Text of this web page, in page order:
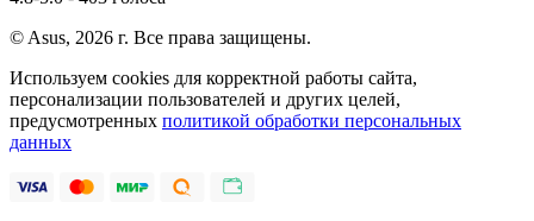
© Asus, 2026 г. Все права защищены.
Используем cookies для корректной работы сайта,
персонализации пользователей и других целей,
предусмотренных политикой обработки персональных
данных